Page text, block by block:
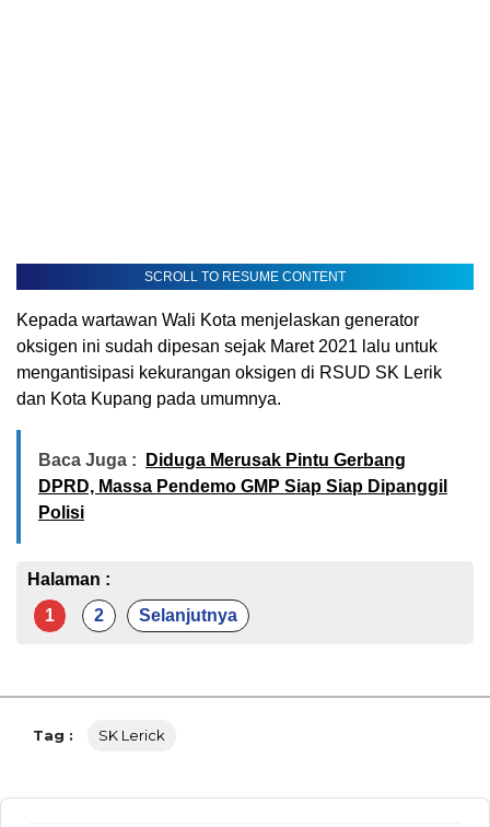
SCROLL TO RESUME CONTENT
Kepada wartawan Wali Kota menjelaskan generator
oksigen ini sudah dipesan sejak Maret 2021 lalu untuk
mengantisipasi kekurangan oksigen di RSUD SK Lerik
dan Kota Kupang pada umumnya.
Baca Juga :
Diduga Merusak Pintu Gerbang
DPRD, Massa Pendemo GMP Siap Siap Dipanggil
Polisi
Halaman :
1
2 Selanjutnya
Tag : SK Lerick